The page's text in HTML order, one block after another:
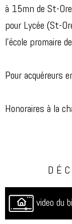
à 15mn de St-
pour Lycée (St-
l'école promaire
Pour acquéreurs
Honoraires à la
video du